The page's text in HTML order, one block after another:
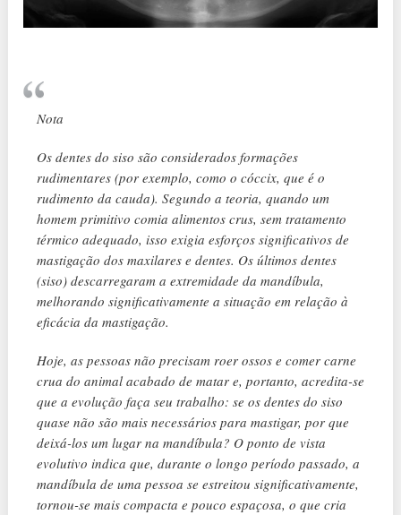
Nota
Os dentes do siso são considerados formações
rudimentares (por exemplo, como o cóccix, que é o
rudimento da cauda). Segundo a teoria, quando um
homem primitivo comia alimentos crus, sem tratamento
térmico adequado, isso exigia esforços significativos de
mastigação dos maxilares e dentes. Os últimos dentes
(siso) descarregaram a extremidade da mandíbula,
melhorando significativamente a situação em relação à
eficácia da mastigação.
Hoje, as pessoas não precisam roer ossos e comer carne
crua do animal acabado de matar e, portanto, acredita-se
que a evolução faça seu trabalho: se os dentes do siso
quase não são mais necessários para mastigar, por que
deixá-los um lugar na mandíbula? O ponto de vista
evolutivo indica que, durante o longo período passado, a
mandíbula de uma pessoa se estreitou significativamente,
tornou-se mais compacta e pouco espaçosa, o que cria